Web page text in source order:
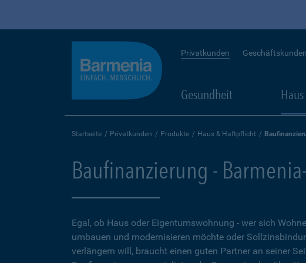
Privatkunden Geschäftskunden
Gesundheit
Startseite Privatkunden Produkte Haus & Haftpflicht
Baufinanzierung -
Egal, ob Haus oder Eigentumswohnung - wer sich
umbauen und modernisieren möchte oder
verlängern will, braucht einen guten Partner an seiner